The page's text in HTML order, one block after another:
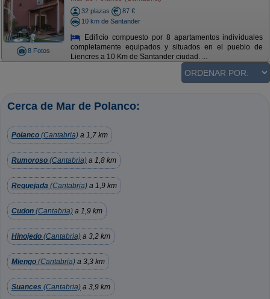
8 Fotos
32 plazas
87 €
10 km de Santander
Edificio compuesto por 8 apartamentos individuales
completamente equipados y situados en el pueblo de
Liencres a 10 Km de Santander ciudad. ...
Cerca de Mar de Polanco:
Polanco (Cantabria) a 1,7 km
Rumoroso (Cantabria) a 1,8 km
Requejada (Cantabria) a 1,9 km
Cudon (Cantabria) a 1,9 km
Hinojedo (Cantabria) a 3,2 km
Miengo (Cantabria) a 3,3 km
Suances (Cantabria) a 3,9 km